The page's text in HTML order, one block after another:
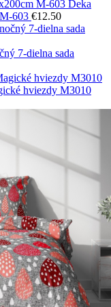
cena
bola:
€30.00.
cena
Deka
603 €12.50
7-dielna sada
hviezdy M3010